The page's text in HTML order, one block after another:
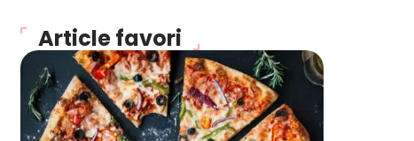
Article favori